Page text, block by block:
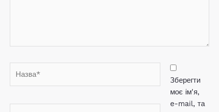
Зберегти
моє ім'я,
e-mail, та